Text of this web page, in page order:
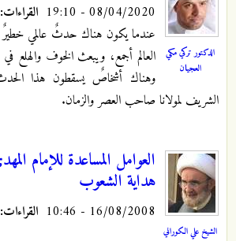
الدكتور تركي مكي
العجيان
08/04/2020 - 19:10 القراءات:
عندما يكون هناك حدثٌ عالمي خطيرٌ
العالم أجمع، ويبعث الخوف والهلع
وهناك أشخاصٌ يسقطون هذا
الشريف لمولانا صاحب العصر والزمان.
الشيخ علي الكوراني
العوامل المساعدة للإمام
هداية الشعوب
16/08/2008 - 10:46 القراءات: